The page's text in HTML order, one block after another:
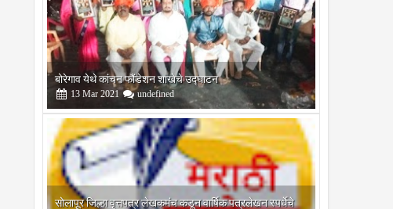
सोलापूर जिल्हा वृत्तपत्र लेखकमंच कडून वार्षिक पत्रलेखन स्पर्धेचे
आयोजन
09 Feb 2021 undefined